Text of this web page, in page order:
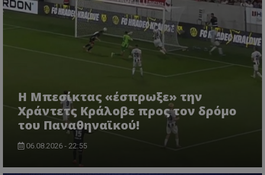
Η Μπεσίκτας «έσπρωξε» την
Χράντετς Κράλοβε προς τον δρόμο
του Παναθηναϊκού!
06.08.2026 - 22:55